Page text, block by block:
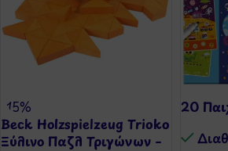
-15%
Beck Holzspielzeug Trioko
Ξύλινο Παζλ Τριγώνων –
20